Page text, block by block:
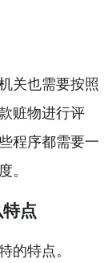
关也需要按照
赃物进行评
程序都需要一
。
点
的特点。